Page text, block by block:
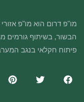
מו"פ דרום הוא מו"פ
הבשור, בשיתוף גורמים
פיתוח חקלאי בנגב